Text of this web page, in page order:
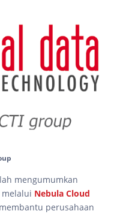
mengumumkan
Nebula Cloud
perusahaan